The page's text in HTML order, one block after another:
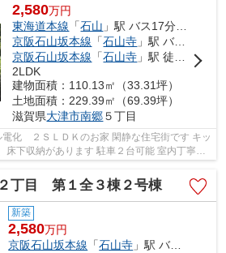
2,580万円
東海道本線 「石山 」駅 バス17分 「南郷温泉」 停歩5分
京阪石山坂本線 「石山寺 」駅 バス9分 「南郷温泉」 停歩5分
京阪石山坂本線 「石山寺 」駅 徒歩48分
2LDK
建物面積：110.13㎡（33.31坪）
土地面積：229.39㎡（69.39坪）
滋賀県大津市南郷５丁目
化 ２ＳＬＤＫのお家 閑静な住宅街です キッ
床下収納があります 駐車２台可能 室内丁寧に
丁目 第１全３棟２号棟
新築
2,580万円
京阪石山坂本線 「石山寺 」駅 バス11分 「石山団地」 停歩2分